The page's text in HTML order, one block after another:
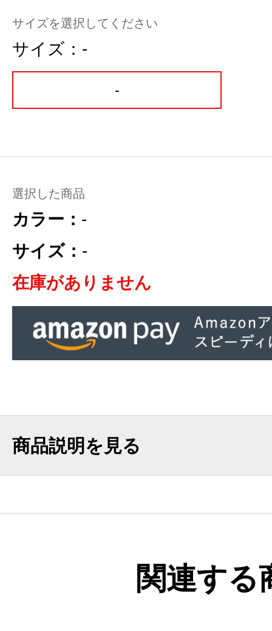
サイズを選択してください
サイズ： -
-
選択した商品
カラー： -
サイズ： -
在庫がありません
商品説明を見る
関連する